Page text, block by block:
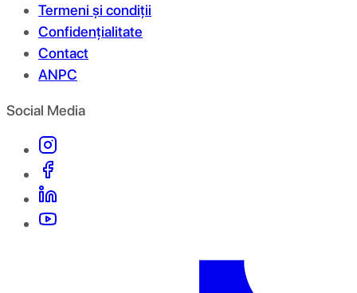
Termeni și condiții
Confidențialitate
Contact
ANPC
Social Media